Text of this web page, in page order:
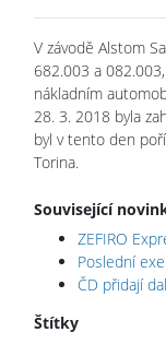
V závodě Alstom
682.003 a
nákladním
28. 3. 2018 byla
byl v tento den
Torina.
Související
ZEFIRO
Poslední
ČD přidají
Štítky